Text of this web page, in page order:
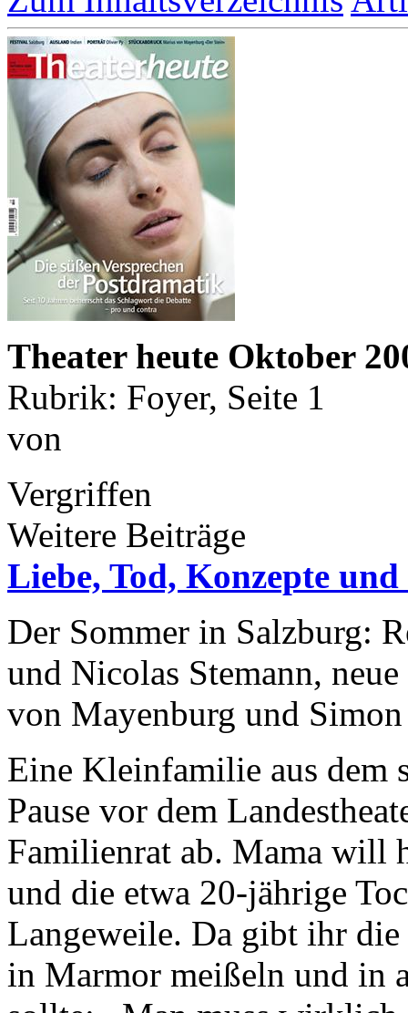
Theater heute Oktober
Rubrik: Foyer, Seite 1
von
Vergriffen
Weitere Beiträge
Liebe, Tod, Konzepte
Der Sommer in Salzburg:
und Nicolas Stemann,
von Mayenburg und
Eine Kleinfamilie aus dem
Pause vor dem
Familienrat ab. Mama will
und die etwa 20-jährige
Langeweile. Da gibt ihr
in Marmor meißeln und in